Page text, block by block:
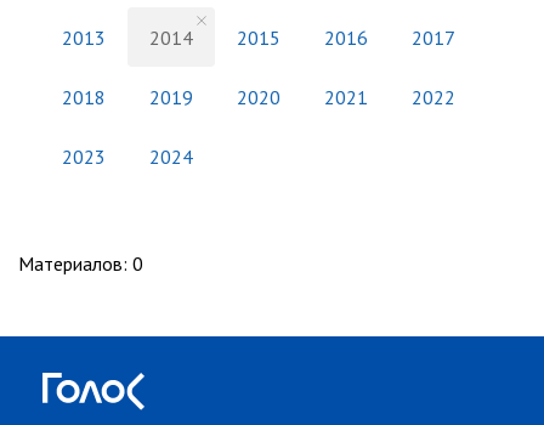
2013 2014 2015 2016 2017
2018 2019 2020 2021 2022
2023 2024
Материалов: 0